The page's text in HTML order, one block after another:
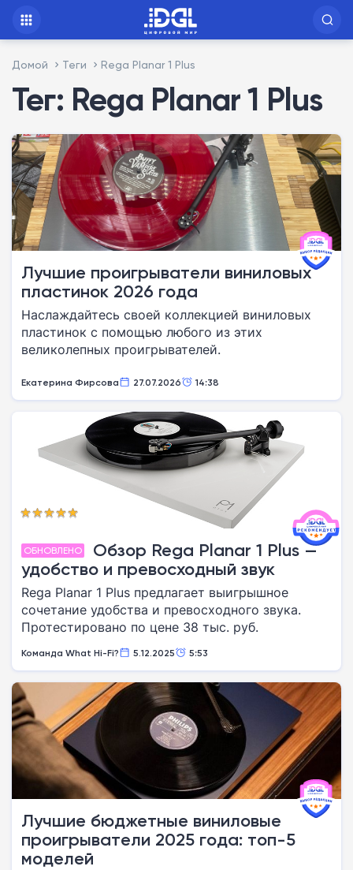
Домой Теги Rega Planar 1 Plus
Тег: Rega Planar 1 Plus
Лучшие проигрыватели виниловых
пластинок 2026 года
Наслаждайтесь своей коллекцией виниловых
пластинок с помощью любого из этих
великолепных проигрывателей.
Екатерина Фирсова 27.07.2026 14:38
ОБНОВЛЕНО
Обзор Rega Planar 1 Plus —
удобство и превосходный звук
Rega Planar 1 Plus предлагает выигрышное
сочетание удобства и превосходного звука.
Протестировано по цене 38 тыс. руб.
Команда What Hi-Fi? 5.12.2025 5:53
Лучшие бюджетные виниловые
проигрыватели 2025 года: топ-5
моделей